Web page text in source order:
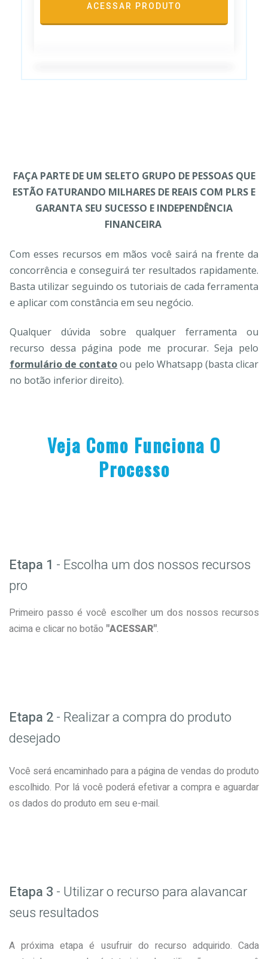
ACESSAR PRODUTO
FAÇA PARTE DE UM SELETO GRUPO DE PESSOAS QUE
ESTÃO FATURANDO MILHARES DE REAIS COM PLRS E
GARANTA SEU SUCESSO E INDEPENDÊNCIA
FINANCEIRA
Com esses recursos em mãos você sairá na frente da
concorrência e conseguirá ter resultados rapidamente.
Basta utilizar seguindo os tutoriais de cada ferramenta
e aplicar com constância em seu negócio.
Qualquer dúvida sobre qualquer ferramenta ou
recurso dessa página pode me procurar. Seja pelo
formulário de contatoou pelo Whatsapp (basta clicar
no botão inferior direito).
Veja Como Funciona O
Processo
Etapa 1 - Escolha um dos nossos recursos
pro
Primeiro passo é você escolher um dos nossos recursos
acima e clicar no botão "ACESSAR".
Etapa 2- Realizar a compra do produto
desejado
Você será encaminhado para a página de vendas do produto
escolhido. Por lá você poderá efetivar a compra e aguardar
os dados do produto em seu e-mail.
Etapa 3 - Utilizar o recurso para alavancar
seus resultados
A próxima etapa é usufruir do recurso adquirido. Cada